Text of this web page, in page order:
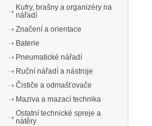
Kufry, brašny a organizéry na
nářadí
Značení a orientace
Baterie
Pneumatické nářadí
Ruční nářadí a nástroje
Čističe a odmašťovače
Maziva a mazací technika
Ostatní technické spreje a
nátěry